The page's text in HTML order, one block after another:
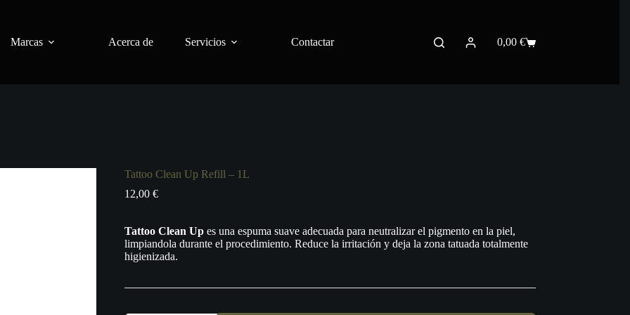
Marcas Acerca de Servicios Contactar
Carro
0,00 €
Tattoo Clean Up Refill – 1L
12,00 €
Tattoo Clean Upes una espuma suave adecuada para neutralizar el pigmento en la piel,
limpiandola durante el procedimiento. Reduce la irritación y deja la zona tatuada totalmente
higienizada.